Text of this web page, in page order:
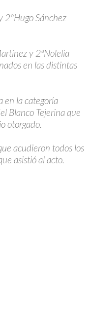
2ºHugo Sánchez
y 2ªNolelia
en las distintas
en la categoría
Blanco Tejerina que
otorgado.
acudieron todos los
asistió al acto.